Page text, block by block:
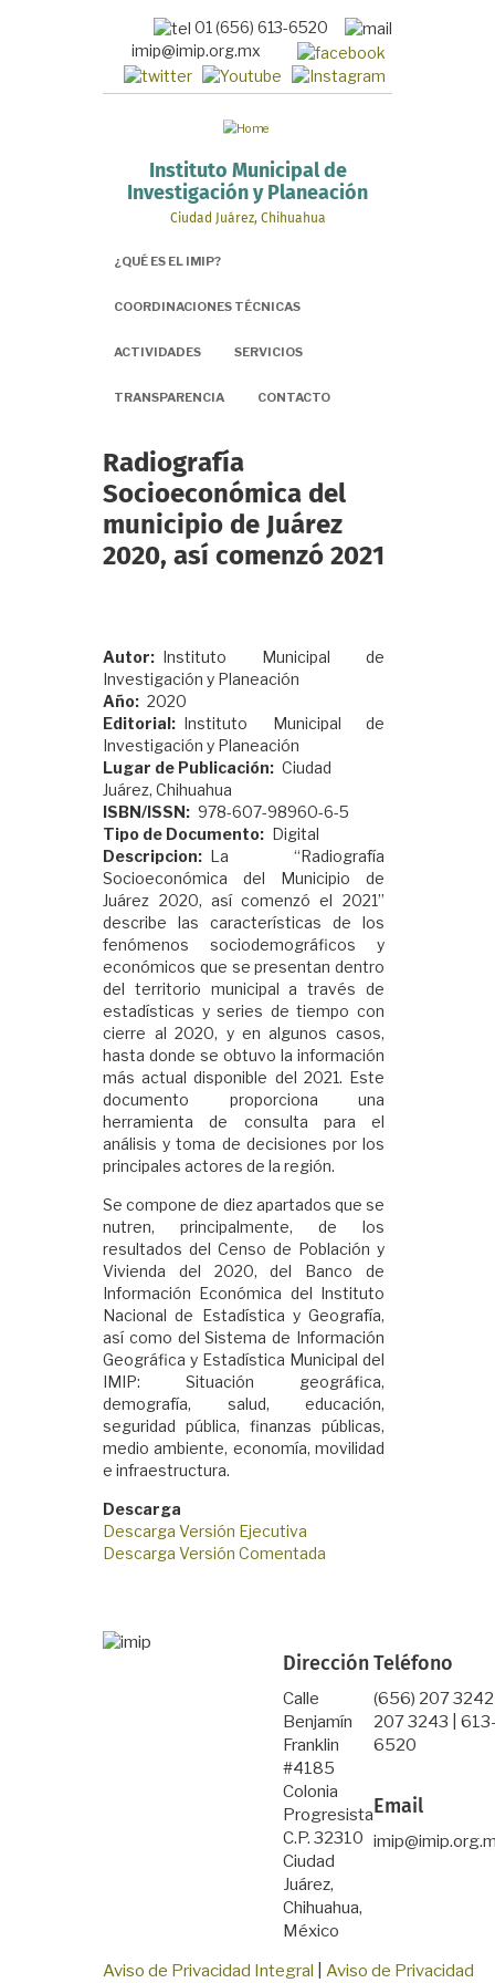
01 (656) 613-6520
imip@imip.org.mx
Instituto Municipal de
Investigación y Planeación
Ciudad Juárez, Chihuahua
¿QUÉ ES EL IMIP?
COORDINACIONES TÉCNICAS
ACTIVIDADES SERVICIOS
TRANSPARENCIA CONTACTO
Radiografía
Socioeconómica del
municipio de Juárez
2020, así comenzó 2021
Autor
Instituto Municipal de
Investigación y Planeación
Año
2020
Editorial
Instituto Municipal de
Investigación y Planeación
Lugar de Publicación
Ciudad
Juárez, Chihuahua
ISBN/ISSN
978-607-98960-6-5
Tipo de Documento
Digital
Descripcion
La “Radiografía
Socioeconómica del Municipio de
Juárez 2020, así comenzó el 2021”
describe las características de los
fenómenos sociodemográficos y
económicos que se presentan dentro
del territorio municipal a través de
estadísticas y series de tiempo con
cierre al 2020, y en algunos casos,
hasta donde se obtuvo la información
más actual disponible del 2021. Este
documento proporciona una
herramienta de consulta para el
análisis y toma de decisiones por los
principales actores de la región.
Se compone de diez apartados que se
nutren, principalmente, de los
resultados del Censo de Población y
Vivienda del 2020, del Banco de
Información Económica del Instituto
Nacional de Estadística y Geografía,
así como del Sistema de Información
Geográfica y Estadística Municipal del
IMIP: Situación geográfica,
demografía, salud, educación,
seguridad pública, finanzas públicas,
medio ambiente, economía, movilidad
e infraestructura.
Descarga
Descarga Versión Ejecutiva
Descarga Versión Comentada
Dirección
Calle
Benjamín
Franklin
#4185
Colonia
Progresista
C.P. 32310
Ciudad
Juárez,
Chihuahua,
México
Teléfono
(656) 207
207 3243 |
6520
Email
Aviso de Privacidad Integral |Aviso de Privacidad